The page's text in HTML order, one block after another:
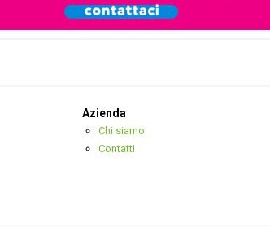
Azienda
Chi siamo
Contatti